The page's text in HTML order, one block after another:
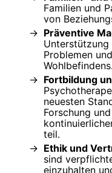
Familien und
von
Präventive
Problemen
Wohlbefindens.
Fortbildung
neuesten
Forschung
teil.
Ethik und
sind
einzuhalten